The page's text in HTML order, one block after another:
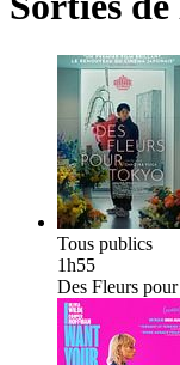
Tous publics
1h55
Des Fleurs